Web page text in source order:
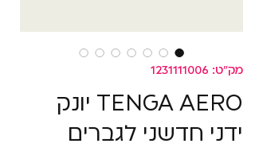
מק"ט: 1231111006
TENGA AERO יונק
ידני חדשני לגברים